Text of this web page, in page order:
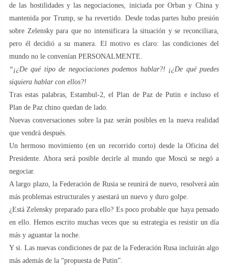
de las hostilidades y las negociaciones, iniciada por Orban y China y
mantenida por Trump, se ha revertido. Desde todas partes hubo presión
sobre Zelensky para que no intensificara la situación y se reconciliara,
pero él decidió a su manera. El motivo es claro: las condiciones del
mundo no le convenían PERSONALMENTE.
“¡¿De qué tipo de negociaciones podemos hablar?! ¡¿De qué puedes
siquiera hablar con ellos?!
Tras estas palabras, Estambul-2, el Plan de Paz de Putin e incluso el
Plan de Paz chino quedan de lado.
Nuevas conversaciones sobre la paz serán posibles en la nueva realidad
que vendrá después.
Un hermoso movimiento (en un recorrido corto) desde la Oficina del
Presidente. Ahora será posible decirle al mundo que Moscú se negó a
negociar.
A largo plazo, la Federación de Rusia se reunirá de nuevo, resolverá aún
más problemas estructurales y asestará un nuevo y duro golpe.
¿Está Zelensky preparado para ello? Es poco probable que haya pensado
en ello. Hemos escrito muchas veces que su estrategia es resistir un día
más y aguantar la noche.
Y si. Las nuevas condiciones de paz de la Federación Rusa incluirán algo
más además de la “propuesta de Putin”.